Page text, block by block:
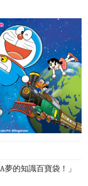
夢的知識百寶袋！」